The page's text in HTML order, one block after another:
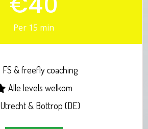
Per 15 min
FS & freefly coaching
Alle levels welkom
Utrecht & Bottrop (DE)